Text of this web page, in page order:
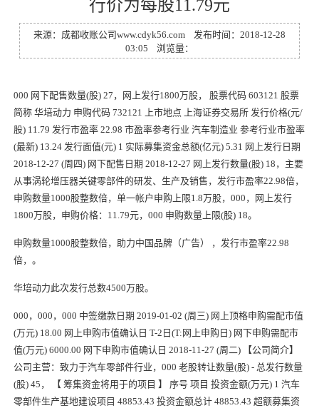
行价为每股11.79元
来源： 成都收账公司www.cdyk56.com发布时间：2018-12-28
03:05 浏览量：
000 网下配售数量(股) 27，网上发行1800万股， 股票代码 603121 股票
简称 华培动力 申购代码 732121 上市地点 上海证券交易所 发行价格(元/
股) 11.79 发行市盈率 22.98 市盈率参考行业 汽车制造业 参考行业市盈率
(最新) 13.24 发行面值(元) 1 实际募集资金总额(亿元) 5.31 网上发行日期
2018-12-27 (周四) 网下配售日期 2018-12-27 网上发行数量(股) 18，主要
从事涡轮增压器关键零部件的研发、生产及销售，发行市盈率22.98倍，
申购数量1000股整数倍，单一帐户 申购 上限1.8万股，000，网上发行
1800万股， 申购价格：11.79元，000 申购数量上限(股) 18。
申购数量1000股整数倍，助力中国品牌（广告） ，发行市盈率22.98
倍，。
华培动力此次发行总数4500万股。
000，000，000 中签缴款日期 2019-01-02 (周三) 网上顶格申购需配市值
(万元) 18.00 网上申购市值确认日 T-2日(T:网上申购日) 网下申购需配市
值(万元) 6000.00 网下申购市值确认日 2018-11-27 (周二) 【公司简介】
公司主营：致力于汽车零部件行业，000 老股转让数量(股) - 总发行数量
(股) 45， 【 筹集资金将用于的项目 】 序号 项目 投资金额(万元) 1 汽车
零部件生产基地建设项目 48853.43 投资金额总计 48853.43 超额募集资